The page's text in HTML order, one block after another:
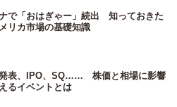
で「おはぎゃー」続出 知っておきた
リカ市場の基礎知識
表、IPO、SQ…… 株価と相場に影響
るイベントとは